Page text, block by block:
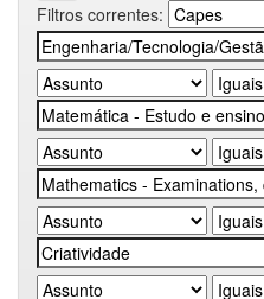
Filtros correntes: